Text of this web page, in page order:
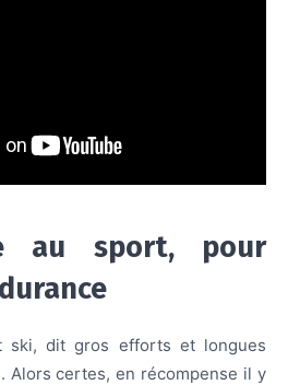
au sport, pour
ski, dit gros efforts et longues
Alors certes, en récompense il y